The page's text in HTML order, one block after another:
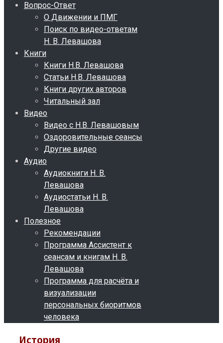
Вопрос-Ответ
О Движении и ПМГ
Поиск по видео-ответам
Н. В. Левашова
Книги
Книги Н.В. Левашова
Статьи Н.В. Левашова
Книги других авторов
Читальный зал
Видео
Видео с Н.В. Левашовым
Оздоровительные сеансы
Другие видео
Аудио
Аудиокниги Н. В.
Левашова
Аудиостатьи Н. В.
Левашова
Полезное
Рекомендации
Программа Ассистент к
сеансам и книгам Н. В.
Левашова
Программа для расчёта и
визуализации
персональных биоритмов
человека
История